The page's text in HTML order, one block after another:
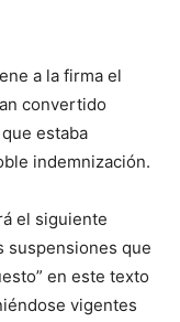
a la firma el
convertido
estaba
indemnización.
el siguiente
suspensiones que
en este texto
vigentes